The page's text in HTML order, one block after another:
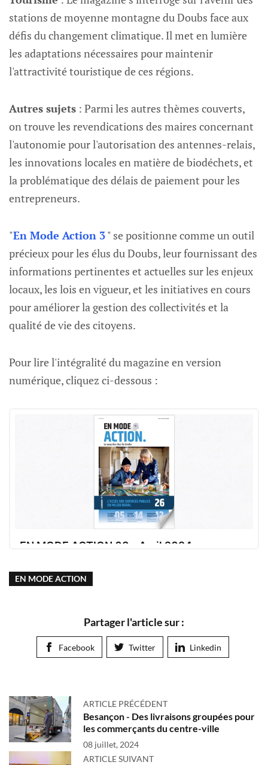
stations de moyenne montagne du Doubs face aux
défis du changement climatique. Il met en lumière
les adaptations nécessaires pour maintenir
l'attractivité touristique de ces régions.
Autres sujets : Parmi les autres thèmes couverts,
on trouve les revendications des maires concernant
l'autonomie pour l'autorisation des antennes-relais,
les innovations locales en matière de biodéchets, et
la problématique des délais de paiement pour les
entrepreneurs.
"En Mode Action 3" se positionne comme un outil
précieux pour les élus du Doubs, leur fournissant des
informations pertinentes et actuelles sur les enjeux
locaux, les lois en vigueur, et les initiatives en cours
pour améliorer la gestion des collectivités et la
qualité de vie des citoyens.
Pour lire l'intégralité du magazine en version
numérique, cliquez ci-dessous :
EN MODE ACTION 03 - Avril 2024
Le mag des élus du Doubs
Avril 2024
EN MODE ACTION
Partager l'article sur :
Facebook Twitter Linkedin
ARTICLE PRÉCÉDENT
Besançon - Des livraisons groupées pour
les commerçants du centre-ville
08 juillet, 2024
ARTICLE SUIVANT